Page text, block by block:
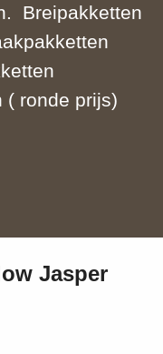
Breipakketten
( ronde prijs)
Jasper